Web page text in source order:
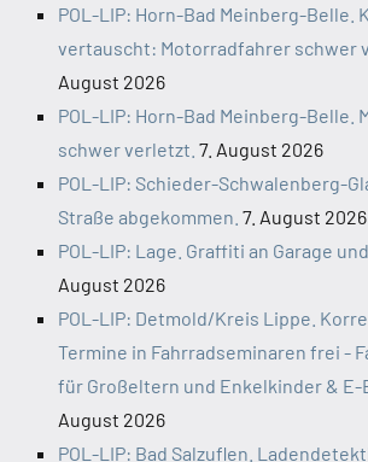
POL-LIP: Horn-Bad Meinberg-Belle.
vertauscht: Motorradfahrer schwer
August 2026
POL-LIP: Horn-Bad Meinberg-Belle.
schwer verletzt. 7. August 2026
POL-LIP: Schieder-Schwalenberg-
Straße abgekommen. 7. August 2026
POL-LIP: Lage. Graffiti an Garage
August 2026
POL-LIP: Detmold/Kreis Lippe.
Termine in Fahrradseminaren frei -
für Großeltern und Enkelkinder & E-
August 2026
POL-LIP: Bad Salzuflen.